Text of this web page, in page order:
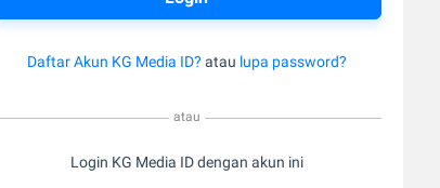
Daftar Akun KG Media ID? atau lupa password?
atau
Login KG Media ID dengan akun ini